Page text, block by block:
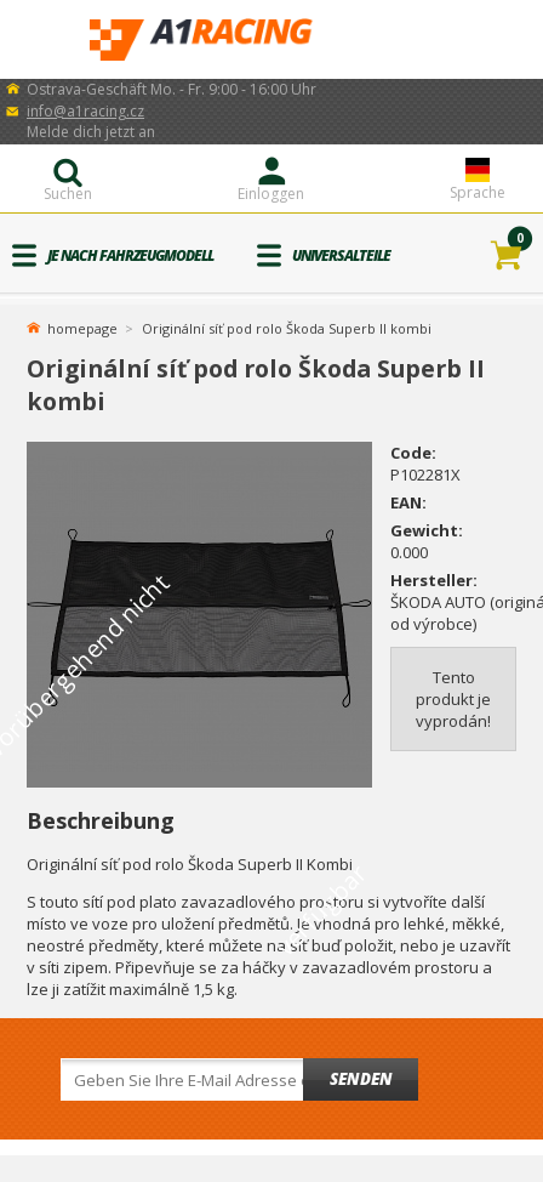
Ostrava-Geschäft Mo. - Fr. 9:00 - 16:00 Uhr
info@a1racing.cz
Sprache
Einloggen
Melde dich jetzt an
Suchen
JE NACH FAHRZEUGMODELL UNIVERSALTEILE
0
homepage Originální síť pod rolo Škoda Superb II kombi
Originální síť pod rolo Škoda Superb II
kombi
r
Code:
P102281X
EAN:
Gewicht:
0.000
Hersteller:
ŠKODA AUTO
od výrobce)
Tento
produkt je
vyprodán!
Beschreibung
Originální síť pod rolo Škoda Superb II Kombi
S touto sítí pod plato zavazadlového prostoru si vytvoříte další
místo ve voze pro uložení předmětů. Je vhodná pro lehké, měkké,
neostré předměty, které můžete na síť buď položit, nebo je uzavřít
v síti zipem. Připevňuje se za háčky v zavazadlovém prostoru a
lze ji zatížit maximálně 1,5 kg.
SENDEN